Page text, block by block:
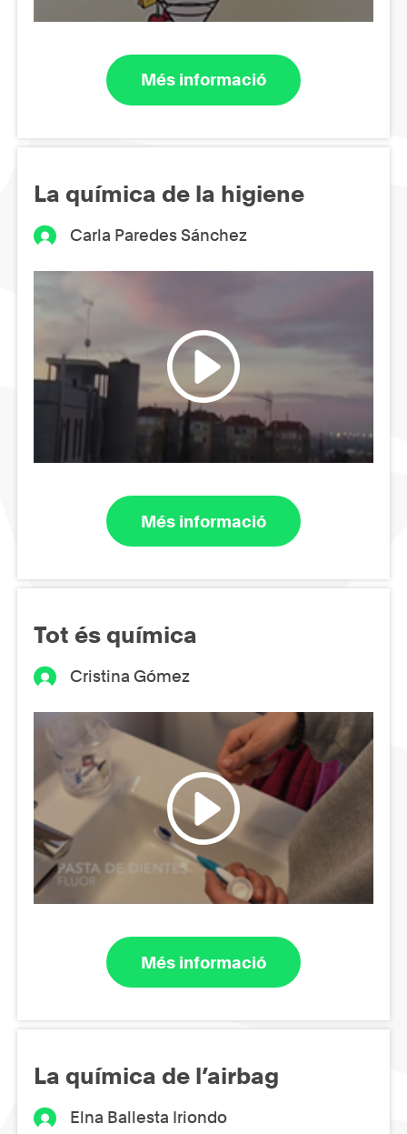
Més informació
La química de la higiene
Carla Paredes Sánchez
Més informació
Tot és química
Cristina Gómez
Més informació
La química de l’airbag
Elna Ballesta Iriondo